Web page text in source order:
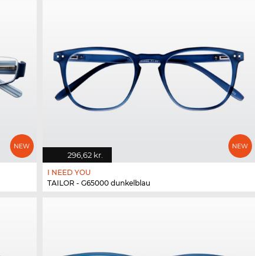
296,62 kr.
I NEED YOU
TAILOR - G65000 dunkelblau